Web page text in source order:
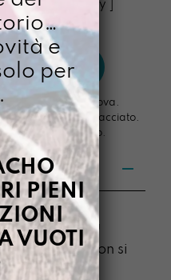
cm ] [ Beauty ]
laboratorio di Padova.
pacco sempre tracciato.
ai 100 euro.
chi non sa più
ma senza non si
e
per
PIENI
VUOTI